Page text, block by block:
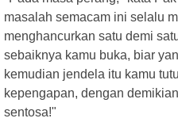
masalah semacam ini selalu
menghancurkan satu demi
sebaiknya kamu buka, biar
kemudian jendela itu kamu
kepengapan, dengan
sentosa!"